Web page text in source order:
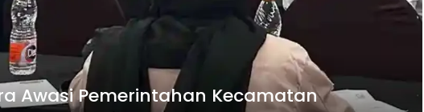
Awasi Pemerintahan Kecamatan